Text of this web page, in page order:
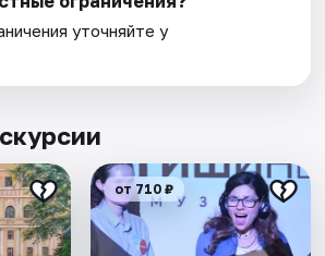
уточняйте у
от 710 ₽